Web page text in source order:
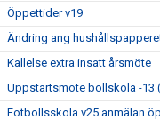
Öppettider v19
Ändring ang
Kallelse extra insatt årsmöte
Uppstartsmöte bollskola -13
Fotbollsskola v25 anmälan